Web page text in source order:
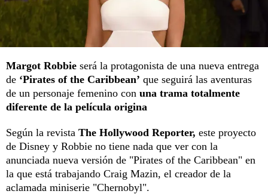
Margot Robbie será la protagonista de una nueva entrega
de ‘Pirates of the Caribbean’ que seguirá las aventuras
de un personaje femenino con una trama totalmente
diferente de la película origina
Según la revista The Hollywood Reporter, este proyecto
de Disney y Robbie no tiene nada que ver con la
anunciada nueva versión de "Pirates of the Caribbean" en
la que está trabajando Craig Mazin, el creador de la
aclamada miniserie "Chernobyl".